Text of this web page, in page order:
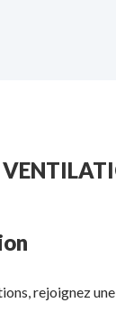
rejoignez